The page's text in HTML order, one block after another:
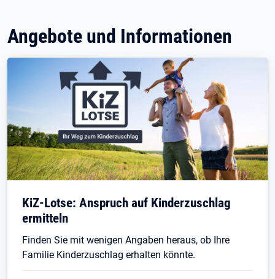
Angebote und Informationen
KiZ-Lotse: Anspruch auf Kinderzuschlag
ermitteln
Finden Sie mit wenigen Angaben heraus, ob Ihre
Familie Kinderzuschlag erhalten könnte.